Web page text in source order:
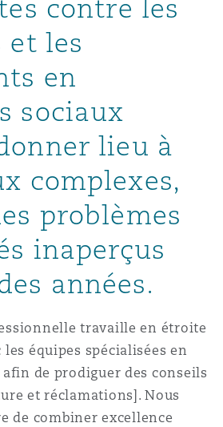
Réassurance
Assurance spécialisée
contre les
et les
en
sociaux
lieu à
complexes,
problèmes
inaperçus
années.
travaille en étroite
équipes spécialisées en
de prodiguer des conseils
et réclamations]. Nous
de combiner excellence